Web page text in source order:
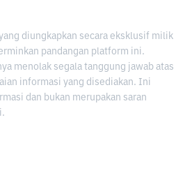
diungkapkan secara eksklusif milik
pandangan platform ini.
menolak segala tanggung jawab atas
informasi yang disediakan. Ini
dan bukan merupakan saran